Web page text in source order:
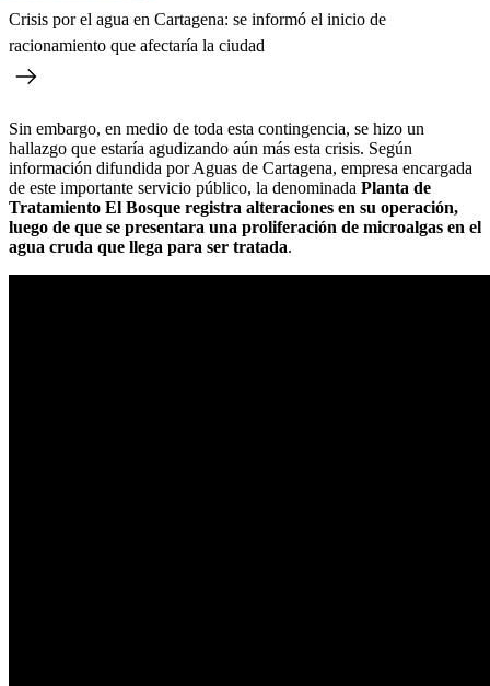
Crisis por el agua en Cartagena: se informó el inicio de
racionamiento que afectaría la ciudad
Sin embargo, en medio de toda esta contingencia, se hizo un
hallazgo que estaría agudizando aún más esta crisis. Según
información difundida por Aguas de Cartagena, empresa encargada
de este importante servicio público, la denominada Planta de
Tratamiento El Bosque registra alteraciones en su operación,
luego de que se presentara una proliferación de microalgas en el
agua cruda que llega para ser tratada.